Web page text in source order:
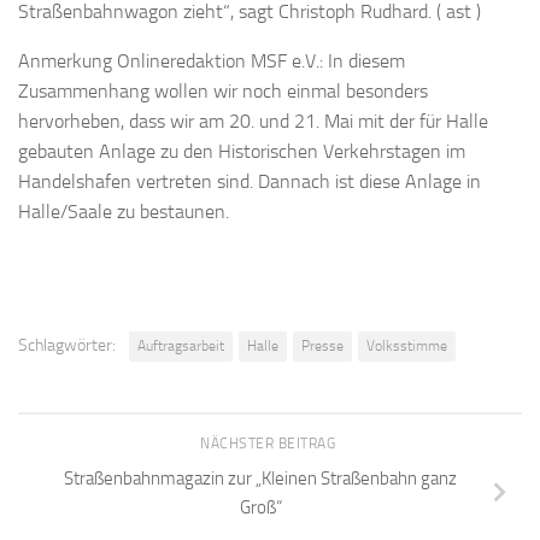
Straßenbahnwagon zieht“, sagt Christoph Rudhard. ( ast )
Anmerkung Onlineredaktion MSF e.V.: In diesem
Zusammenhang wollen wir noch einmal besonders
hervorheben, dass wir am 20. und 21. Mai mit der für Halle
gebauten Anlage zu den Historischen Verkehrstagen im
Handelshafen vertreten sind. Dannach ist diese Anlage in
Halle/Saale zu bestaunen.
Schlagwörter: Auftragsarbeit Halle Presse Volksstimme
NÄCHSTER BEITRAG
Straßenbahnmagazin zur „Kleinen Straßenbahn ganz
Groß“